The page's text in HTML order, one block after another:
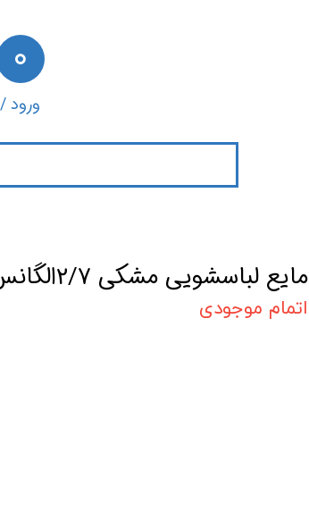
ورود/
۰
مایع لباسشویی مشکی 2/7الگانس پرسیل
اتمام موجودی